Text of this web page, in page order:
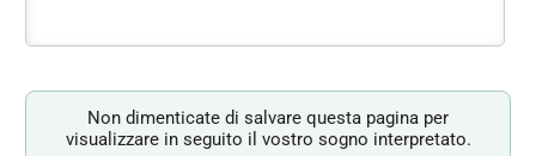
Non dimenticate di salvare questa pagina per
visualizzare in seguito il vostro sogno interpretato.